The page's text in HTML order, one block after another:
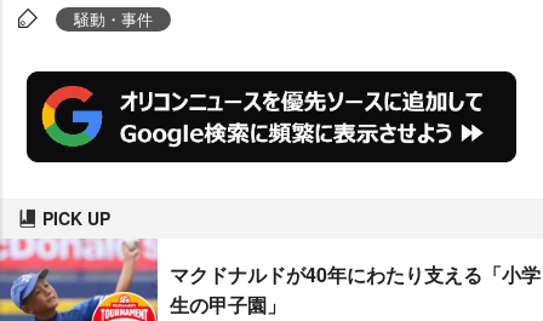
騒動・事件
PICK UP
マクドナルドが40年にわたり支える「小学
生の甲子園」